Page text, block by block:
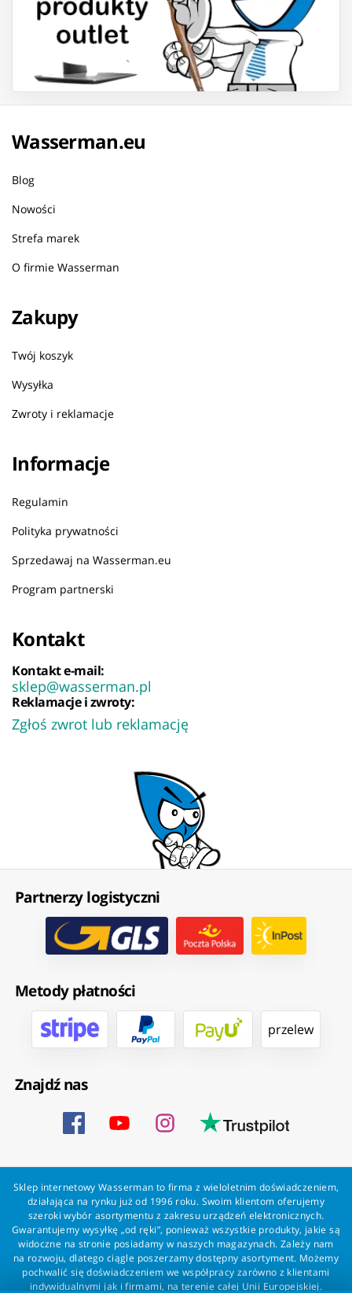
Wasserman.eu
Blog
Nowości
Strefa marek
O firmie Wasserman
Zakupy
Twój koszyk
Wysyłka
Zwroty i reklamacje
Informacje
Regulamin
Polityka prywatności
Sprzedawaj na Wasserman.eu
Program partnerski
Kontakt
Kontakt e-mail:
sklep@wasserman.pl
Reklamacje i zwroty:
Zgłoś zwrot lub reklamację
Partnerzy logistyczni
Metody płatności
przelew
Znajdź nas
Sklep internetowy Wasserman to firma z wieloletnim doświadczeniem,
działająca na rynku już od 1996 roku. Swoim klientom oferujemy
szeroki wybór asortymentu z zakresu urządzeń elektronicznych.
Gwarantujemy wysyłkę „od ręki”, ponieważ wszystkie produkty, jakie są
widoczne na stronie posiadamy w naszych magazynach. Zależy nam
na rozwoju, dlatego ciągle poszerzamy dostępny asortyment. Możemy
pochwalić się doświadczeniem we współpracy zarówno z klientami
indywidualnymi jak i firmami, na terenie całej Unii Europejskiej.